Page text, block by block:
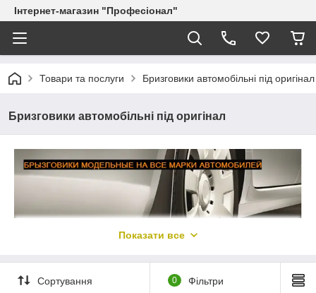
Інтернет-магазин "Професіонал"
Товари та послуги Бризговики автомобільні під оригінал
Бризговики автомобільні під оригінал
Бризковики для автомобілів.
Показати все
Сортування 0 Фільтри